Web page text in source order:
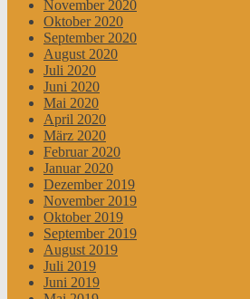
November 2020
Oktober 2020
September 2020
August 2020
Juli 2020
Juni 2020
Mai 2020
April 2020
März 2020
Februar 2020
Januar 2020
Dezember 2019
November 2019
Oktober 2019
September 2019
August 2019
Juli 2019
Juni 2019